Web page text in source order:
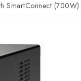
SmartConnect